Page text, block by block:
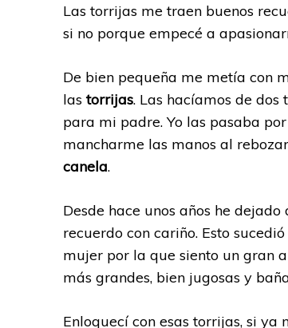
Las torrijas me traen buenos
si no porque empecé a
De bien pequeña me metía con
lastorrijas. Las hacíamos de dos
para mi padre. Yo las pasaba
mancharme las manos al
canela.
Desde hace unos años he
recuerdo con cariño. Esto
mujer por la que siento un gran
más grandes, bien jugosas y
Enloquecí con esas torrijas, si